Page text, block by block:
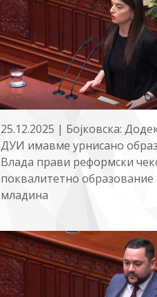
25.12.2025 | Бојковска:
ДУИ имавме урнисано
Влада прави реформски
поквалитетно
младина